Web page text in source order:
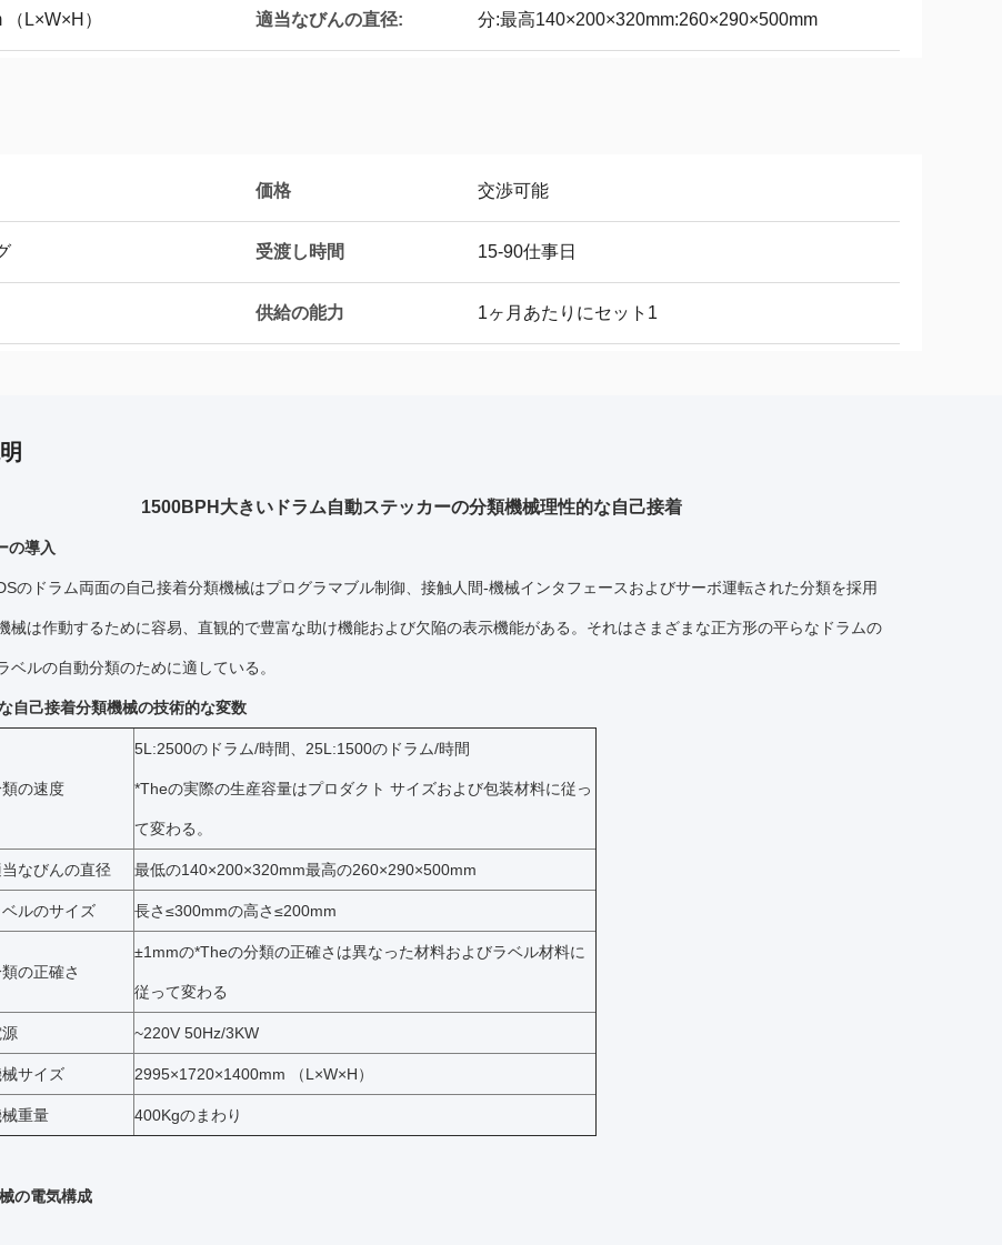
L×W×H） 適当なびんの直径: 分:最高140×200×320mm:260×290×500mm
価格 交渉可能
受渡し時間 15-90仕事日
供給の能力 1ヶ月あたりにセット1
1500BPH大きいドラム自動ステッカーの分類機械理性的な自己接着
の導入
のドラム両面の自己接着分類機械はプログラマブル制御、接触人間-機械インタフェースおよびサーボ運転された分類を採用
械は作動するために容易、直観的で豊富な助け機能および欠陥の表示機能がある。それはさまざまな正方形の平らなドラムの
ベルの自動分類のために適している。
自己接着分類機械の技術的な変数
の速度
5L:2500のドラム/時間、25L:1500のドラム/時間
*Theの実際の生産容量はプロダクト サイズおよび包装材料に従っ
て変わる。
なびんの直径 最低の140×200×320mm最高の260×290×500mm
ベルのサイズ 長さ≤300mmの高さ≤200mm
の正確さ
±1mmの*Theの分類の正確さは異なった材料およびラベル材料に
従って変わる
~220V 50Hz/3KW
サイズ 2995×1720×1400mm （L×W×H）
重量 400Kgのまわり
の電気構成